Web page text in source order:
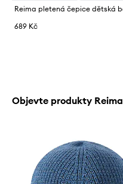
689 Kč
Objevte produkty Reima